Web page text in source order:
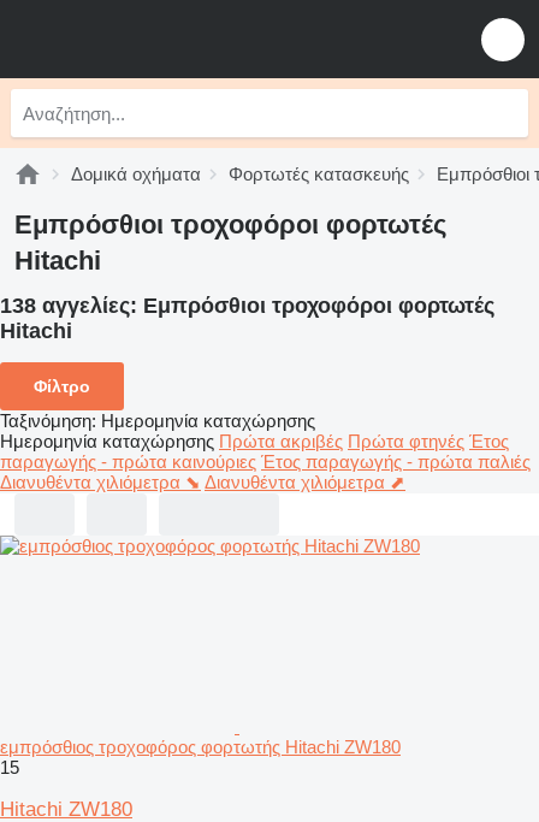
Δομικά οχήματα Φορτωτές κατασκευής Εμπρόσθιοι
Εμπρόσθιοι τροχοφόροι φορτωτές
Hitachi
138 αγγελίες: Εμπρόσθιοι τροχοφόροι φορτωτές
Hitachi
Φίλτρο
Ταξινόμηση: Ημερομηνία καταχώρησης
Ημερομηνία καταχώρησης Πρώτα ακριβές Πρώτα φτηνές Έτος
παραγωγής - πρώτα καινούριες Έτος παραγωγής - πρώτα παλιές
Διανυθέντα χιλιόμετρα ⬊ Διανυθέντα χιλιόμετρα ⬈
εμπρόσθιος τροχοφόρος φορτωτής Hitachi ZW180
15
Hitachi ZW180